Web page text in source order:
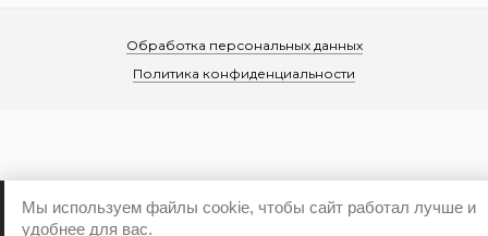
Обработка персональных данных
Политика конфиденциальности
Мы используем файлы cookie, чтобы сайт работал лучше и
удобнее для вас.